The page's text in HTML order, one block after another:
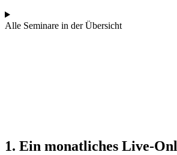
Alle Seminare in der Übersicht
1. Ein monatliches Live-